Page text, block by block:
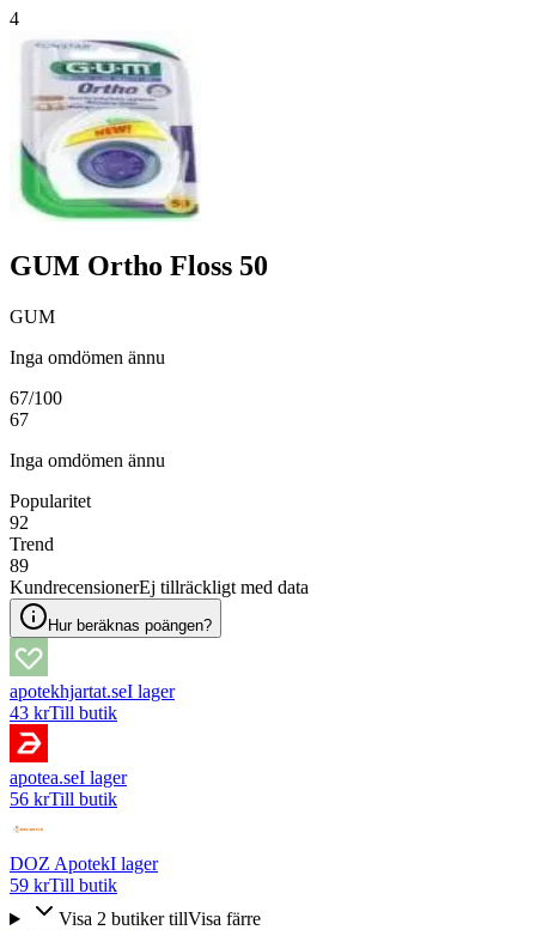
4
GUM Ortho Floss 50
GUM
Inga omdömen ännu
67/100
67
Inga omdömen ännu
Popularitet
92
Trend
89
KundrecensionerEj tillräckligt med data
Hur beräknas poängen?
apotekhjartat.seI lager
43 krTill butik
apotea.seI lager
56 krTill butik
DOZ ApotekI lager
59 krTill butik
Visa 2 butiker tillVisa färre